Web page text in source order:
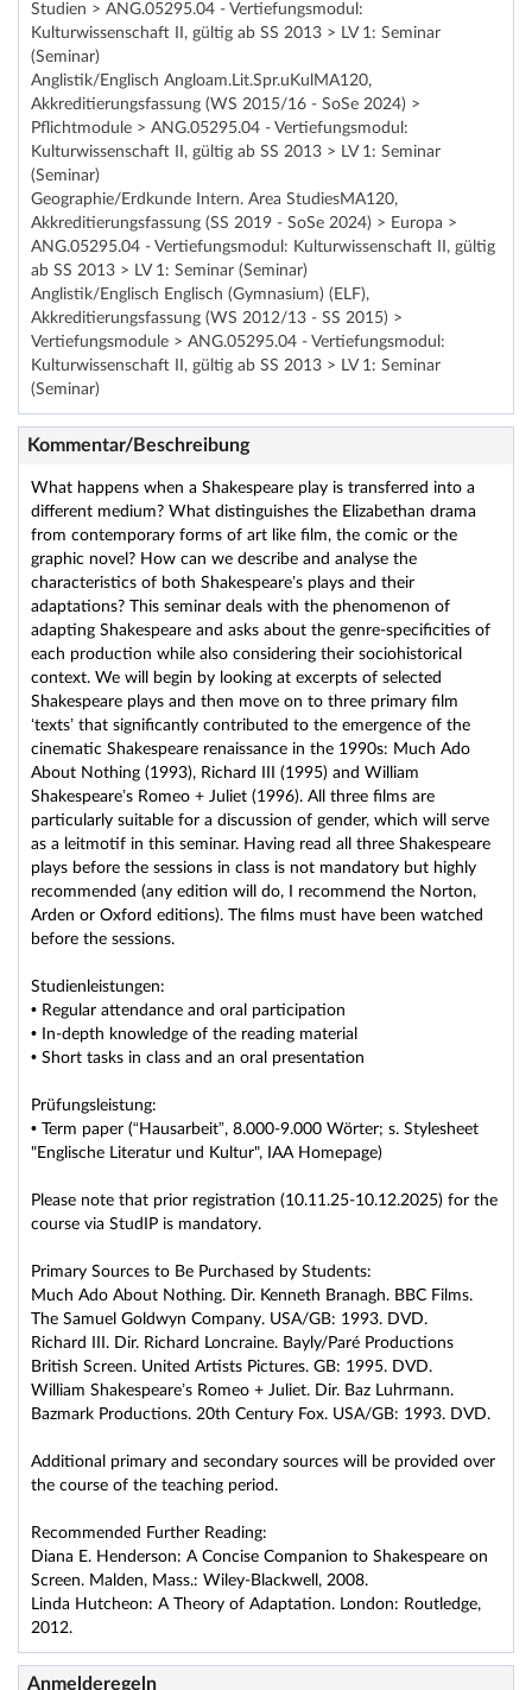
Studien > ANG.05295.04 - Vertiefungsmodul:
Kulturwissenschaft II, gültig ab SS 2013 > LV 1: Seminar
(Seminar)
Anglistik/Englisch Angloam.Lit.Spr.uKulMA120,
Akkreditierungsfassung (WS 2015/16 - SoSe 2024) >
Pflichtmodule > ANG.05295.04 - Vertiefungsmodul:
Kulturwissenschaft II, gültig ab SS 2013 > LV 1: Seminar
(Seminar)
Geographie/Erdkunde Intern. Area StudiesMA120,
Akkreditierungsfassung (SS 2019 - SoSe 2024) > Europa >
ANG.05295.04 - Vertiefungsmodul: Kulturwissenschaft II, gültig
ab SS 2013 > LV 1: Seminar (Seminar)
Anglistik/Englisch Englisch (Gymnasium) (ELF),
Akkreditierungsfassung (WS 2012/13 - SS 2015) >
Vertiefungsmodule > ANG.05295.04 - Vertiefungsmodul:
Kulturwissenschaft II, gültig ab SS 2013 > LV 1: Seminar
(Seminar)
Kommentar/Beschreibung
What happens when a Shakespeare play is transferred into a
different medium? What distinguishes the Elizabethan drama
from contemporary forms of art like film, the comic or the
graphic novel? How can we describe and analyse the
characteristics of both Shakespeare’s plays and their
adaptations? This seminar deals with the phenomenon of
adapting Shakespeare and asks about the genre-specificities of
each production while also considering their sociohistorical
context. We will begin by looking at excerpts of selected
Shakespeare plays and then move on to three primary film
‘texts’ that significantly contributed to the emergence of the
cinematic Shakespeare renaissance in the 1990s: Much Ado
About Nothing (1993), Richard III (1995) and William
Shakespeare’s Romeo + Juliet (1996). All three films are
particularly suitable for a discussion of gender, which will serve
as a leitmotif in this seminar. Having read all three Shakespeare
plays before the sessions in class is not mandatory but highly
recommended (any edition will do, I recommend the Norton,
Arden or Oxford editions). The films must have been watched
before the sessions.
Studienleistungen:
• Regular attendance and oral participation
• In-depth knowledge of the reading material
• Short tasks in class and an oral presentation
Prüfungsleistung:
• Term paper (“Hausarbeit”, 8.000-9.000 Wörter; s. Stylesheet
"Englische Literatur und Kultur", IAA Homepage)
Please note that prior registration (10.11.25-10.12.2025) for the
course via StudIP is mandatory.
Primary Sources to Be Purchased by Students:
Much Ado About Nothing. Dir. Kenneth Branagh. BBC Films.
The Samuel Goldwyn Company. USA/GB: 1993. DVD.
Richard III. Dir. Richard Loncraine. Bayly/Paré Productions
British Screen. United Artists Pictures. GB: 1995. DVD.
William Shakespeare’s Romeo + Juliet. Dir. Baz Luhrmann.
Bazmark Productions. 20th Century Fox. USA/GB: 1993. DVD.
Additional primary and secondary sources will be provided over
the course of the teaching period.
Recommended Further Reading:
Diana E. Henderson: A Concise Companion to Shakespeare on
Screen. Malden, Mass.: Wiley-Blackwell, 2008.
Linda Hutcheon: A Theory of Adaptation. London: Routledge,
2012.
Anmelderegeln